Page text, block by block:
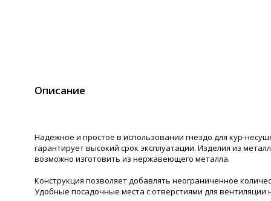
Описание
Надежное и простое в использовании гнездо для кур-
гарантирует высокий срок эксплуатации. Изделия из
возможно изготовить из нержавеющего металла.
Конструкция позволяет добавлять неограниченное
Удобные посадочные места с отверстиями для